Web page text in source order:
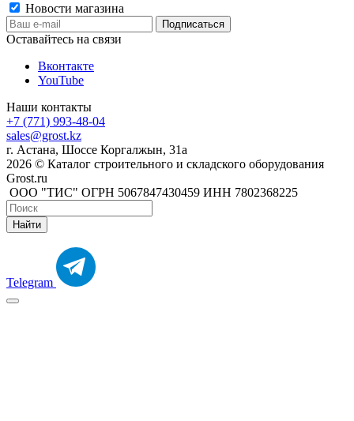
Новости магазина
Оставайтесь на связи
Вконтакте
YouTube
Наши контакты
+7 (771) 993-48-04
sales@grost.kz
г. Астана, Шоссе Коргалжын, 31а
2026 © Каталог строительного и складского оборудования
Grost.ru
ООО "ТИС" ОГРН 5067847430459 ИНН 7802368225
Найти
Telegram